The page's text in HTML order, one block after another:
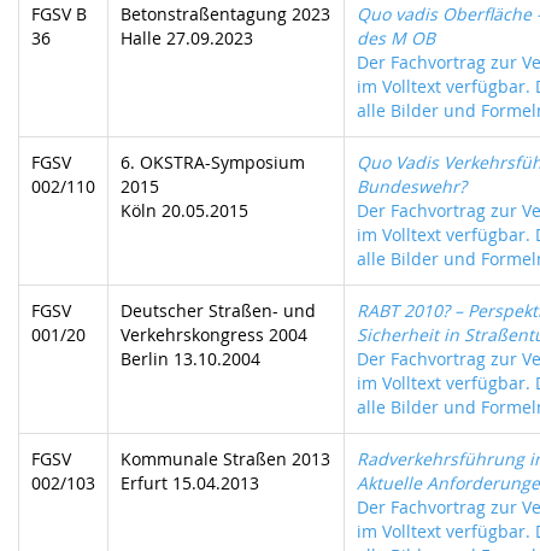
FGSV B
36
Betonstraßentagung 2023
Halle 27.09.2023
Quo vadis
des M OB
Der Fachvortrag zur
im Volltext verfügbar.
alle Bilder und
FGSV
002/110
6. OKSTRA-Symposium
2015
Köln 20.05.2015
Quo Vadis
Bundeswehr?
Der Fachvortrag zur
im Volltext verfügbar.
alle Bilder und
FGSV
001/20
Deutscher Straßen- und
Verkehrskongress 2004
Berlin 13.10.2004
RABT 2010? –
Sicherheit in
Der Fachvortrag zur
im Volltext verfügbar.
alle Bilder und
FGSV
002/103
Kommunale Straßen 2013
Erfurt 15.04.2013
Radverkehrsführung
Aktuelle
Der Fachvortrag zur
im Volltext verfügbar.